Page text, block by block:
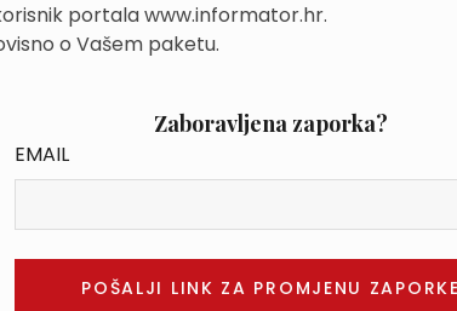
portala www.informator.hr.
o Vašem paketu.
Zaboravljena zaporka?
EMAIL